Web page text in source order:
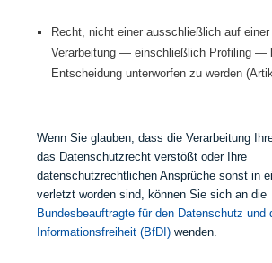
Recht, nicht einer ausschließlich auf
Verarbeitung — einschließlich Profiling —
Entscheidung unterworfen zu werden
Wenn Sie glauben, dass die Verarbeitung
das Datenschutzrecht verstößt oder Ihre
datenschutzrechtlichen Ansprüche sonst in
verletzt worden sind, können Sie sich an die
Bundesbeauftragte für den Datenschutz und
Informationsfreiheit (BfDI) wenden.